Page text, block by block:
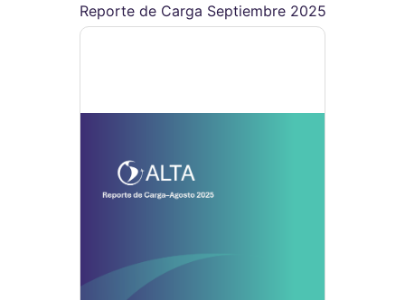
Reporte de Carga Septiembre 2025